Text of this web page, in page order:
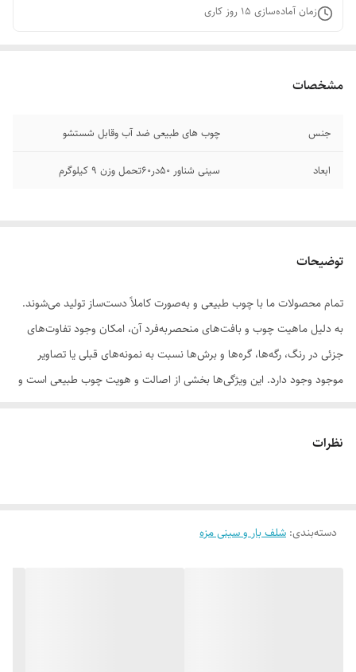
زمان آماده‌سازی 15 روز کاری
مشخصات
جنس چوب های طبیعی ضد آب وقابل شستشو
ابعاد سینی شناور ۵۰در۶۰تحمل وزن ۹ کیلوگرم
توضیحات
تمام محصولات ما با چوب طبیعی و به‌صورت کاملاً دست‌ساز تولید می‌شوند.
به دلیل ماهیت چوب و بافت‌های منحصر‌به‌فرد آن، امکان وجود تفاوت‌های
جزئی در رنگ، رگه‌ها، گره‌ها و برش‌ها نسبت به نمونه‌های قبلی یا تصاویر
موجود وجود دارد. این ویژگی‌ها بخشی از اصالت و هویت چوب طبیعی است و
سفارش به‌منزله‌ی پذیرش این موارد و آگاهی از ویژگی‌های طبیعی چوب هست
نظرات
دسته‌بندی: شلف بار و سینی مزه